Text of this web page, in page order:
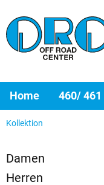
Home 460/ 461
Kollektion
Damen
Herren